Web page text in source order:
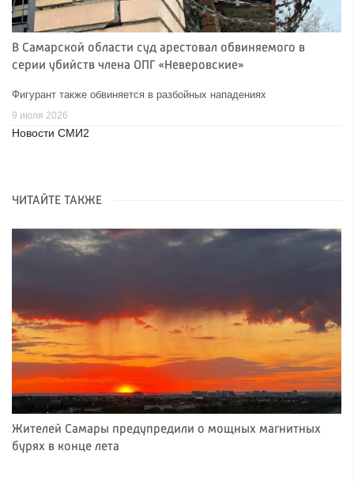
В Самарской области суд арестовал обвиняемого в
серии убийств члена ОПГ «Неверовские»
Фигурант также обвиняется в разбойных нападениях
9 июля 2026
Новости СМИ2
ЧИТАЙТЕ ТАКЖЕ
Жителей Самары предупредили о мощных магнитных
бурях в конце лета